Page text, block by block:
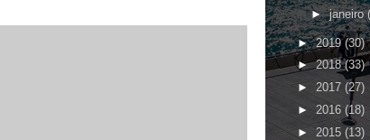
►janeiro
►2019(30)
►2018(33)
► 2017 (27)
► 2016 (18)
► 2015 (13)